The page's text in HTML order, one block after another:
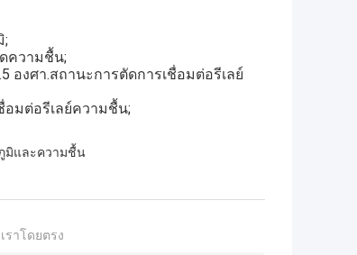
;
ความชื้น;
องศา.สถานะการตัดการเชื่อมต่อรีเลย์
อมต่อรีเลย์ความชื้น;
มิและความชื้น
ราโดยตรง